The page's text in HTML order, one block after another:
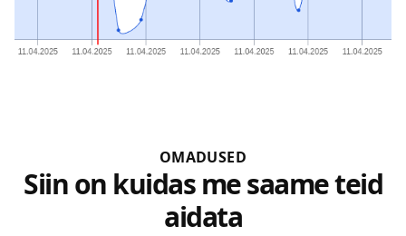
OMADUSED
Siin on kuidas me saame teid
aidata